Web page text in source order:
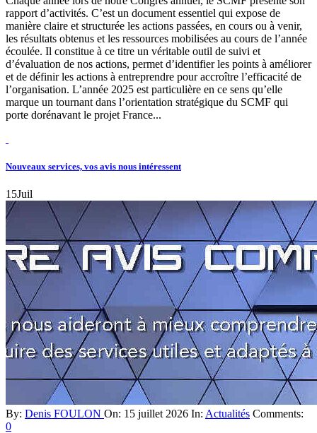
rapport d’activités. C’est un document essentiel qui expose de
manière claire et structurée les actions passées, en cours ou à venir,
les résultats obtenus et les ressources mobilisées au cours de l’année
écoulée. Il constitue à ce titre un véritable outil de suivi et
d’évaluation de nos actions, permet d’identifier les points à améliorer
et de définir les actions à entreprendre pour accroître l’efficacité de
l’organisation. L’année 2025 est particulière en ce sens qu’elle
marque un tournant dans l’orientation stratégique du SCMF qui
porte dorénavant le projet France...
Nouveaux services, vos avis nous intéressent
15Juil
By: Denis FOULON On: 15 juillet 2026 In: Actualités Comments:
0